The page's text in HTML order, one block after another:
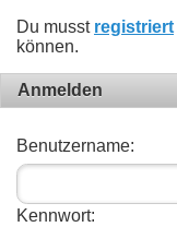
Du musst registriert
können.
Anmelden
Benutzername:
Kennwort: